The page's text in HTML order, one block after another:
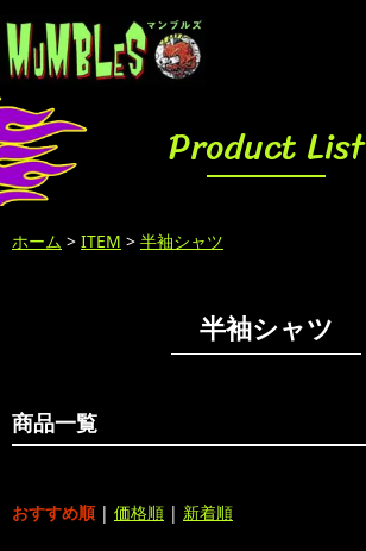
Product List
ホーム > ITEM > 半袖シャツ
半袖シャツ
商品一覧
おすすめ順 | 価格順 | 新着順